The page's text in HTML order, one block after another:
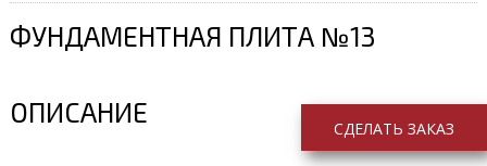
ФУНДАМЕНТНАЯ ПЛИТА №13
ОПИСАНИЕ
СДЕЛАТЬ ЗАКАЗ